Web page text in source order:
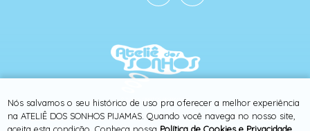
® TODOS DIREITOS RESERVADOS
Nós salvamos o seu histórico de uso pra oferecer a melhor experiência
na ATELIÊ DOS SONHOS PIJAMAS. Quando você navega no nosso site,